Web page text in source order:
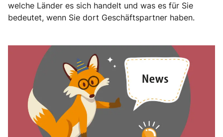
welche Länder es sich handelt und was es für Sie
bedeutet, wenn Sie dort Geschäftspartner haben.